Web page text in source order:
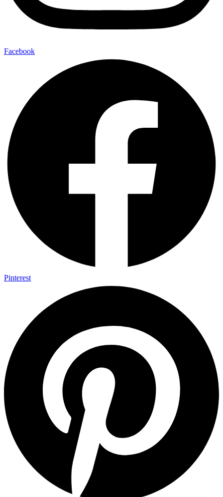
Facebook
Pinterest